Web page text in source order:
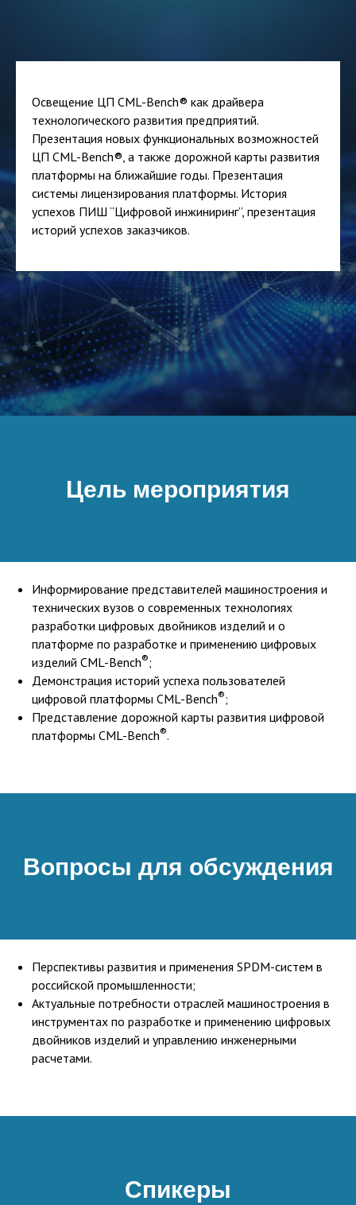
Освещение ЦП CML-Bench® как драйвера
технологического развития предприятий.
Презентация новых функциональных возможностей
ЦП CML-Bench®, а также дорожной карты развития
платформы на ближайшие годы. Презентация
системы лицензирования платформы. История
успехов ПИШ “Цифровой инжиниринг”, презентация
историй успехов заказчиков.
Цель мероприятия
Информирование представителей машиностроения и
технических вузов о современных технологиях
разработки цифровых двойников изделий и о
платформе по разработке и применению цифровых
изделий CML-Bench®;
Демонстрация историй успеха пользователей
цифровой платформы CML-Bench®;
Представление дорожной карты развития цифровой
платформы CML-Bench®.
Вопросы для обсуждения
Перспективы развития и применения SPDM-систем в
российской промышленности;
Актуальные потребности отраслей машиностроения в
инструментах по разработке и применению цифровых
двойников изделий и управлению инженерными
расчетами.
Спикеры